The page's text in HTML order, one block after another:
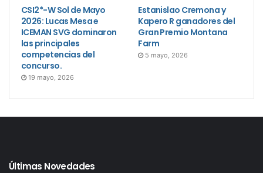
CSI2*-W Sol de Mayo
2026: Lucas Mesa e
ICEMAN SVG dominaron
las principales
competencias del
concurso.
19 mayo, 2026
Estanislao Cremona y
Kapero R ganadores del
Gran Premio Montana
Farm
5 mayo, 2026
Últimas Novedades